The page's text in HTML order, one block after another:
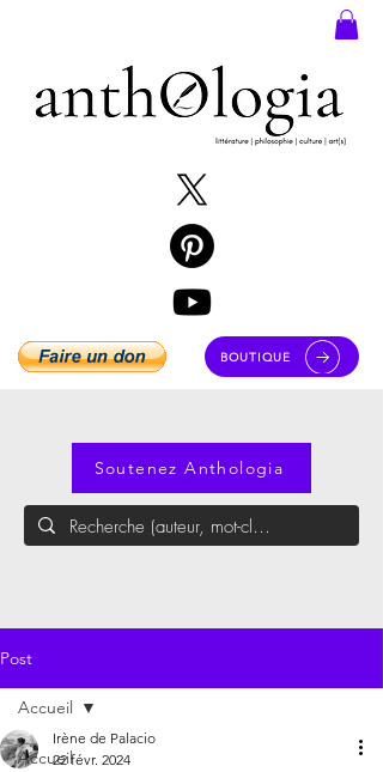
BOUTIQUE
Soutenez Anthologia
Post
Accueil
Accueil
Irène de Palacio
22 févr. 2024